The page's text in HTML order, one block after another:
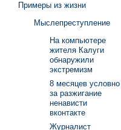
Примеры из жизни
Мыслепреступление
На компьютере
жителя Калуги
обнаружили
экстремизм
8 месяцев условно
за разжигание
ненависти
вконтакте
Журналист